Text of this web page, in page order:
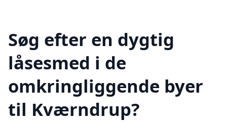
Søg efter en dygtig
låsesmed i de
omkringliggende byer
til Kværndrup?